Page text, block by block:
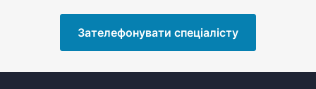
Зателефонувати спеціалісту